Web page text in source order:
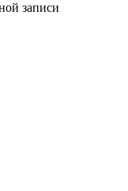
записи